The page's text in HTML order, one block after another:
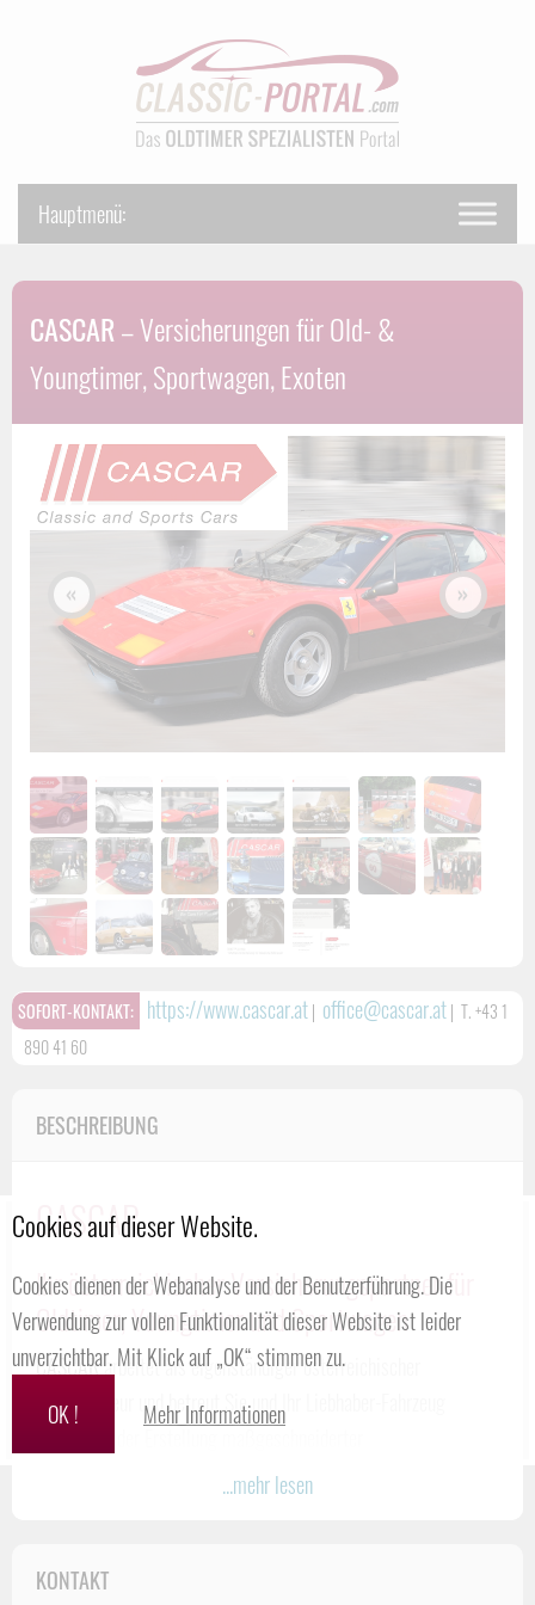
Cookies auf dieser Website.
Cookies dienen der Webanalyse und der Benutzerführung. Die
Verwendung zur vollen Funktionalität dieser Website ist leider
unverzichtbar. Mit Klick auf „OK“ stimmen zu.
OK !
Mehr Informationen
CASCAR– Versicherungen für Old- &
Youngtimer, Sportwagen, Exoten
« »
SOFORT-KONTAKT: https://www.cascar.at| office@cascar.at| T. +43 1
890 41 60
BESCHREIBUNG
CASCAR
Ihr österreichischer Versicherungspartner für
Oldtimer, Youngtimer und Sportwagen
CASCARarbeitet als eigenständiger österreichischer
Assekuradeur und betreut Sie und Ihr Liebhaber-Fahrzeug
Versicherungslösungen, als auch bei der gesamten Abwicklung
Mannheimer Versicherung AG
...mehr lesen
KONTAKT